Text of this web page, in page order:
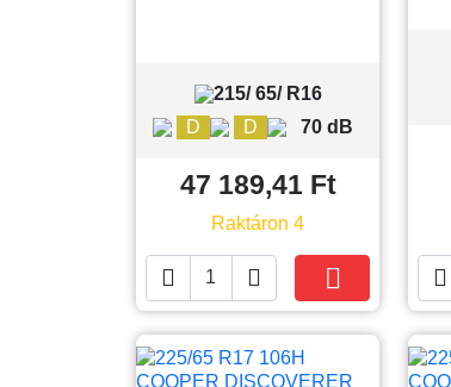
215/ 65/ R16
D
D 70 dB
47 189,41 Ft
Raktáron 4
   